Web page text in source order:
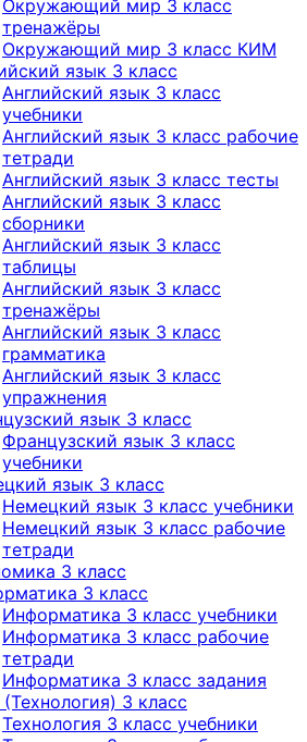
Окружающий мир 3 класс
тренажёры
Окружающий мир 3 класс КИМ
язык 3 класс
Английский язык 3 класс
учебники
Английский язык 3 класс рабочие
тетради
Английский язык 3 класс тесты
Английский язык 3 класс
сборники
Английский язык 3 класс
таблицы
Английский язык 3 класс
тренажёры
Английский язык 3 класс
грамматика
Английский язык 3 класс
упражнения
язык 3 класс
Французский язык 3 класс
учебники
язык 3 класс
Немецкий язык 3 класс учебники
Немецкий язык 3 класс рабочие
тетради
3 класс
3 класс
Информатика 3 класс учебники
Информатика 3 класс рабочие
тетради
Информатика 3 класс задания
3 класс
Технология 3 класс учебники